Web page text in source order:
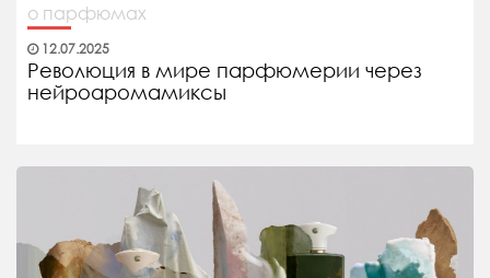
о парфюмах
12.07.2025
Революция в мире парфюмерии через
нейроаромамиксы